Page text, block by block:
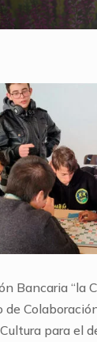
Bancaria “la
de
para el